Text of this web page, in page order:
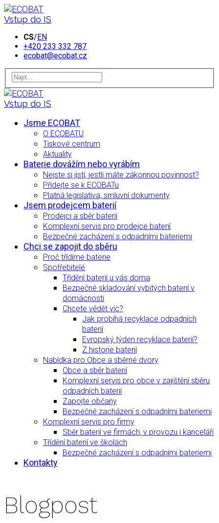
Vstup do IS
CS/EN
+420 233 332 787
ecobat@ecobat.cz
Vstup do IS
Jsme ECOBAT
O ECOBATU
Tiskové centrum
Aktuality
Baterie dovážím nebo vyrábím
Nejste si jistí, jestli máte zákonnou povinnost?
Přidejte se k ECOBATu
Platná legislativa, smluvní dokumenty
Jsem prodejcem baterií
Prodejci a sběr baterií
Komplexní servis pro prodejce baterií
Bezpečné zacházení s odpadními bateriemi
Chci se zapojit do sběru
Proč třídíme baterie
Spotřebitelé
Třídění baterií u vás doma
Bezpečné skladování vybitých baterií v
domácnosti
Chcete vědět víc?
Jak probíhá recyklace odpadních
baterií
Evropský týden recyklace baterií?
Z historie baterií
Nabídka pro Obce a sběrné dvory
Obce a sběr baterií
Komplexní servis pro obce v zajištění sběru
odpadních baterií
Zapojte občany
Bezpečné zacházení s odpadními bateriemi
Komplexní servis pro firmy
Sběr baterií ve firmách, v provozu i kanceláři
Třídění baterií ve školách
Bezpečné zacházení s odpadními bateriemi
Kontakty
Blogpost